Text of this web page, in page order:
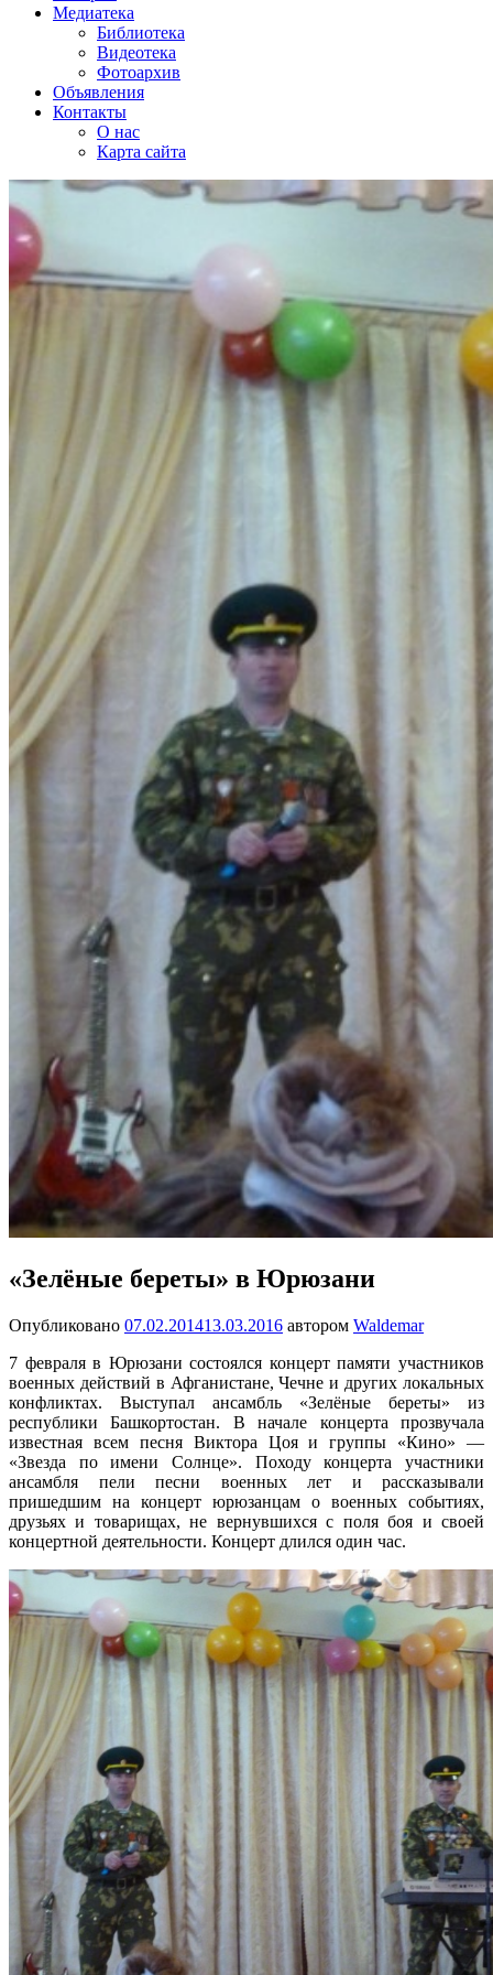
Медиатека
Библиотека
Видеотека
Фотоархив
Объявления
Контакты
О нас
Карта сайта
«Зелёные береты» в Юрюзани
Опубликовано 07.02.201413.03.2016 автором Waldemar
7 февраля в Юрюзани состоялся концерт памяти участников
военных действий в Афганистане, Чечне и других локальных
конфликтах. Выступал ансамбль «Зелёные береты» из
республики Башкортостан. В начале концерта прозвучала
известная всем песня Виктора Цоя и группы «Кино» —
«Звезда по имени Солнце». Походу концерта участники
ансамбля пели песни военных лет и рассказывали
пришедшим на концерт юрюзанцам о военных событиях,
друзьях и товарищах, не вернувшихся с поля боя и своей
концертной деятельности. Концерт длился один час.